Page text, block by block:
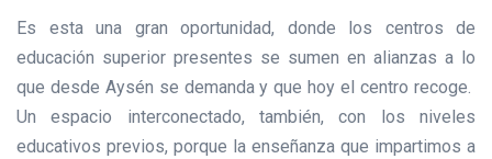
Es esta una gran oportunidad, donde los centros de
educación superior presentes se sumen en alianzas a lo
que desde Aysén se demanda y que hoy el centro recoge.
Un espacio interconectado, también, con los niveles
educativos previos, porque la enseñanza que impartimos a